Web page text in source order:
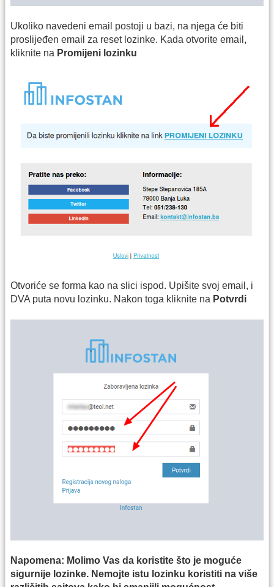
Ukoliko navedeni email postoji u bazi, na njega će biti
proslijeđen email za reset lozinke. Kada otvorite email,
kliknite na Promijeni lozinku
Otvoriće se forma kao na slici ispod. Upišite svoj email, i
DVA puta novu lozinku. Nakon toga kliknite na Potvrdi
Napomena: Molimo Vas da koristite što je moguće
sigurnije lozinke. Nemojte istu lozinku koristiti na više